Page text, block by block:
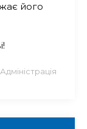
його
Адміністрація